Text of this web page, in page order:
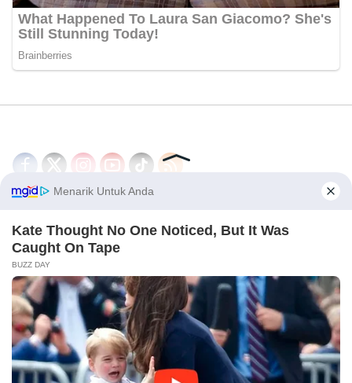
Disclaimer
Tentang Kami
PEDOMAN MEDIA SIBER
© 2026 - CakrawalaNews.co